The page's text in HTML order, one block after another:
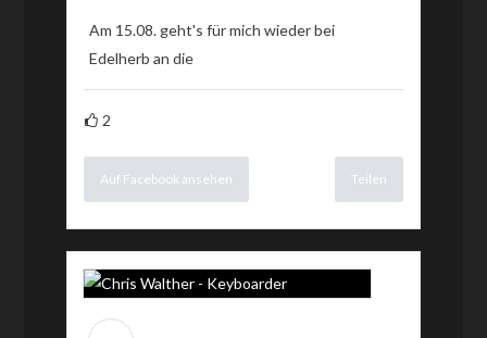
Am 15.08. geht's für mich wieder bei
Edelherb an die
2
Auf Facebook ansehen Teilen